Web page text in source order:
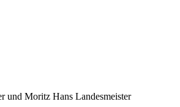
und Moritz Hans Landesmeister